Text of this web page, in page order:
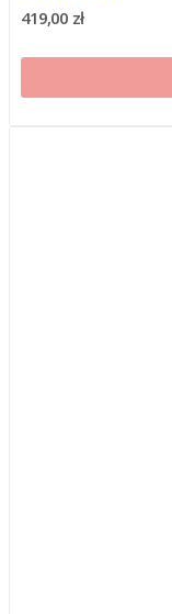
419,00 zł